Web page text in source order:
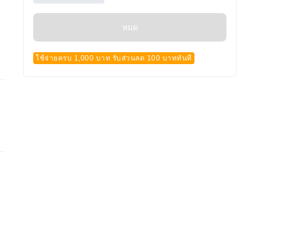
หมด
ใช้จ่ายครบ 1,000 บาท รับส่วนลด 100 บาททันที